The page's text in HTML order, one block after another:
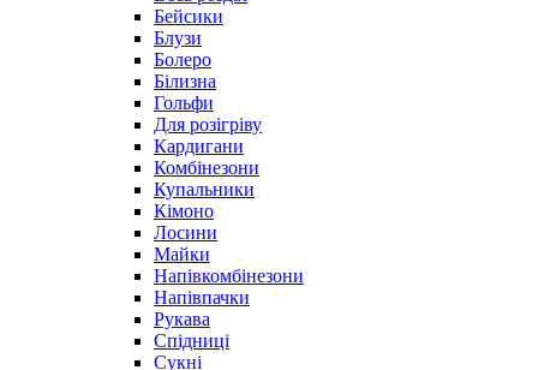
Бейсики
Блузи
Болеро
Білизна
Гольфи
Для розігріву
Кардигани
Комбінезони
Купальники
Кімоно
Лосини
Майки
Напівкомбінезони
Напівпачки
Рукава
Спідниці
Сукні